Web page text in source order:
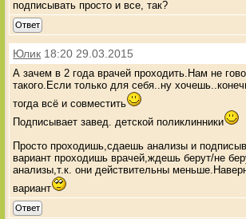
подписывать просто и все, так?
Ответ
Юлик 18:20 29.03.2015
А зачем в 2 года врачей проходить.Нам не
такого.Если только для себя..ну
тогда всё и совместить
Подписывает завед. детской поликлинники
Просто проходишь,сдаешь анализы и
вариант проходишь врачей,ждешь берут/не
анализы,т.к. они действительны
вариант
Ответ